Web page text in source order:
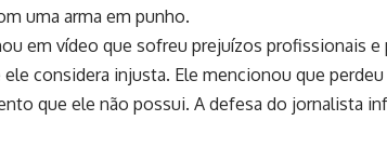
uma arma em punho.
em vídeo que sofreu prejuízos profissionais
considera injusta. Ele mencionou que
que ele não possui. A defesa do jornalista